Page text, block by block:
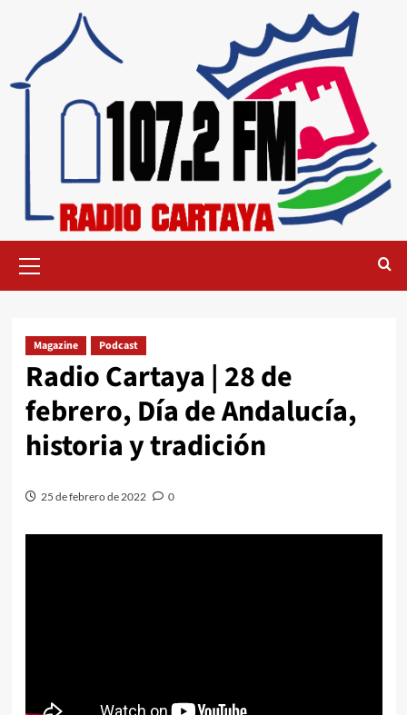
Magazine Podcast
Radio Cartaya | 28 de
febrero, Día de Andalucía,
historia y tradición
25 de febrero de 2022 0